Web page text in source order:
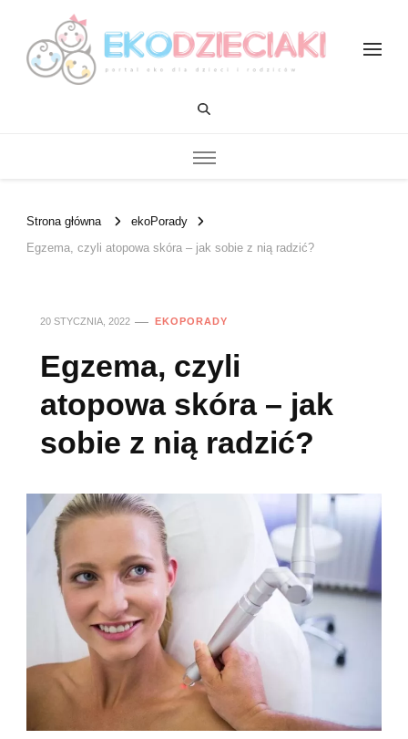
Strona główna
ekoPorady
Egzema, czyli atopowa skóra – jak sobie z nią radzić?
20 STYCZNIA, 2022 EKOPORADY
Egzema, czyli
atopowa skóra – jak
sobie z nią radzić?